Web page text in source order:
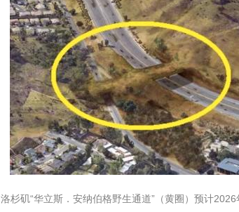
洛杉矶“华立斯．安纳伯格野生通道”（黄圈）预计